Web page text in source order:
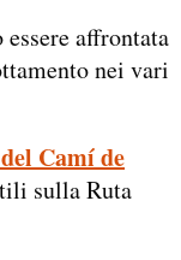
affrontata
nei vari
Camí de
sulla Ruta